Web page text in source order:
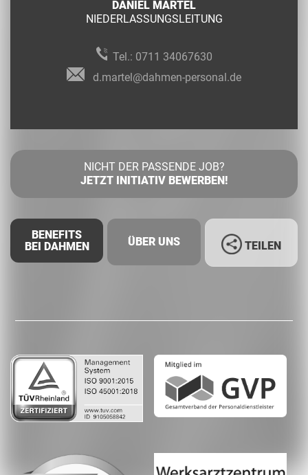
DANIEL MARTEL
NIEDERLASSUNGSLEITUNG
Tel.: 0711 34067630
d.martel@dahmen-personal.de
NICHT DER PASSENDE JOB?
JETZT INITIATIV BEWERBEN!
BENEFITS
BEI DAHMEN
ÜBER UNS
Whatsapp
TEILEN